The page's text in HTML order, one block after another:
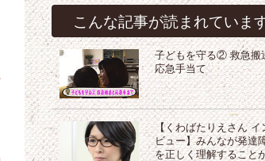
こんな記事が読まれていま
子どもを守る② 救急搬
応急手当て
【くわばたりえさん イ
ビュー】みんなが発達
を正しく理解すること